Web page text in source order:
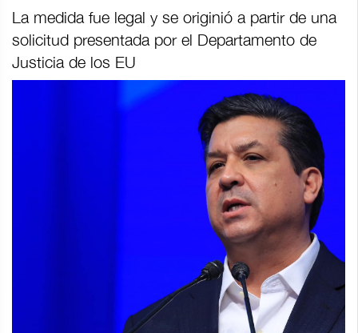
La medida fue legal y se originió a partir de una
solicitud presentada por el Departamento de
Justicia de los EU